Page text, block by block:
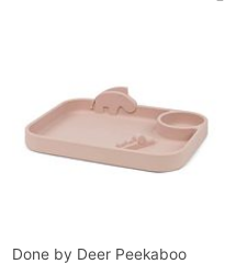
Done by Deer Peekaboo